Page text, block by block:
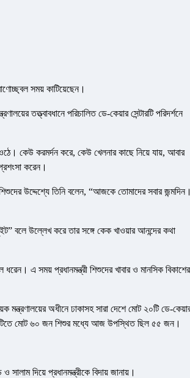
সময় কাটিয়েছেন।
তত্ত্বাবধানে পরিচালিত ডে-কেয়ার সেন্টারটি পরিদর্শনে
ওঠে। কেউ করমর্দন করে, কেউ খেলনার কাছে নিয়ে যায়, আবার
করেন।
উদ্দেশ্যে তিনি বলেন, “আজকে তোমাদের সবার
বলে উল্লেখ করে তার সঙ্গে কেক খাওয়ার আনন্দের কথা
ধরেন। এ সময় প্রধানমন্ত্রী শিশুদের খাবার ও মানসিক বিকাশের
মন্ত্রণালয়ের অধীনে ঢাকাসহ সারা দেশে মোট ২০টি ডে-
মোট ৬০ জন শিশুর মধ্যে আজ উপস্থিত ছিল ৫৫ জন।
সালাম দিয়ে প্রধানমন্ত্রীকে বিদায় জানায়।